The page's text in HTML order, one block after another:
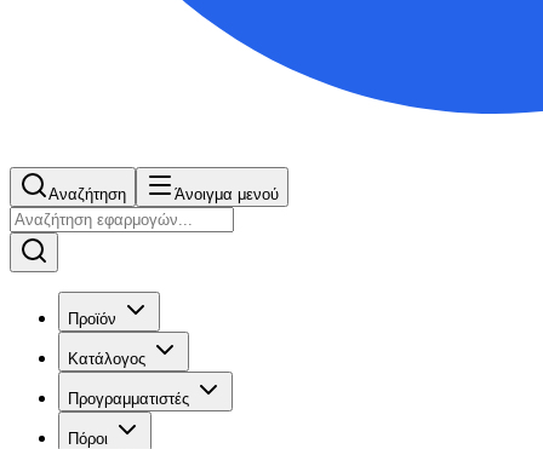
Αναζήτηση Άνοιγμα μενού
Προϊόν
Κατάλογος
Προγραμματιστές
Πόροι